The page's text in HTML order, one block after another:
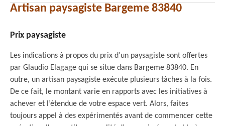
Artisan paysagiste Bargeme 83840
Prix paysagiste
Les indications à propos du prix d’un paysagiste sont offertes
par Glaudio Elagage qui se situe dans Bargeme 83840. En
outre, un artisan paysagiste exécute plusieurs tâches à la fois.
De ce fait, le montant varie en rapports avec les initiatives à
achever et l’étendue de votre espace vert. Alors, faites
toujours appel à des expérimentés avant de commencer cette